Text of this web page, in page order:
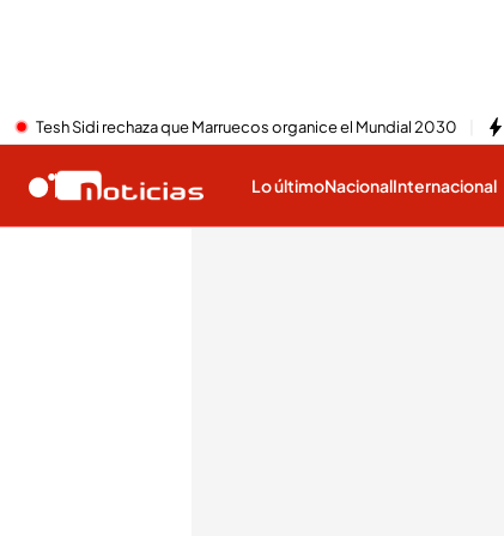
Tesh Sidi rechaza que Marruecos organice el Mundial 2030
Lo últimoNacionalInternacional